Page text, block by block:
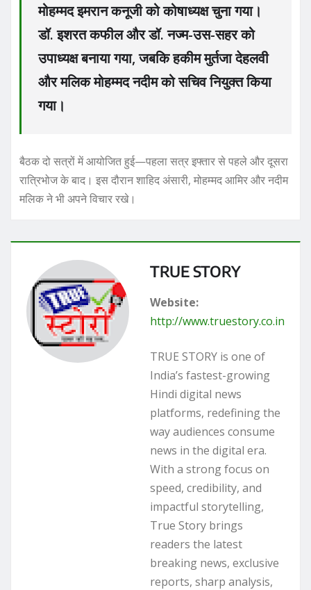
मोहम्मद इमरान कनूजी को कोषाध्यक्ष चुना गया।
डॉ. इशरत कफील और डॉ. नज्म-उस-सहर को
उपाध्यक्ष बनाया गया, जबकि हकीम मुर्तजा देहलवी
और मलिक मोहम्मद नदीम को सचिव नियुक्त किया
गया।
बैठक दो सत्रों में आयोजित हुई—पहला सत्र इफ्तार से पहले और दूसरा
रात्रिभोज के बाद। इस दौरान शाहिद अंसारी, मोहम्मद आमिर और नदीम
मलिक ने भी अपने विचार रखे।
TRUE STORY
Website:
http://www.truestory.co.in
TRUE STORY is one of
India’s fastest-growing
Hindi digital news
platforms, redefining the
way audiences consume
news in the digital era.
With a strong focus on
speed, credibility, and
impactful storytelling,
True Story brings
readers the latest
breaking news, exclusive
reports, sharp analysis,